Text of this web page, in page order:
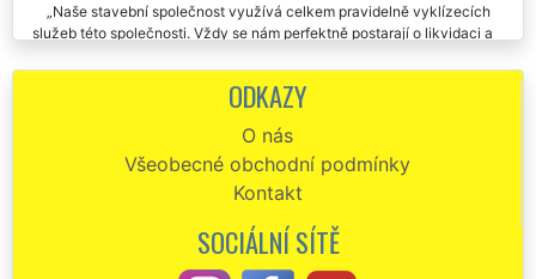
Naše stavební společnost využívá celkem pravidelně vyklízecích
služeb této společnosti. Vždy se nám perfektně postarají o likvidaci a
to skuteční profesionálové, kteří pracují v sobotu i v neděli. Jejich
odborné práce jednoznačně doporučujeme na základě naší velmi
Vyklízení stavebního materiálu z mé zahrady v Netolicích proběhlo
naprosto skvěle a velmi rychle. Určitě budu doporučovat tuto
společnost EXTRA VYKLÍZENÍ.
ODKAZY
O nás
Všeobecné obchodní podmínky
Kontakt
SOCIÁLNÍ SÍTĚ